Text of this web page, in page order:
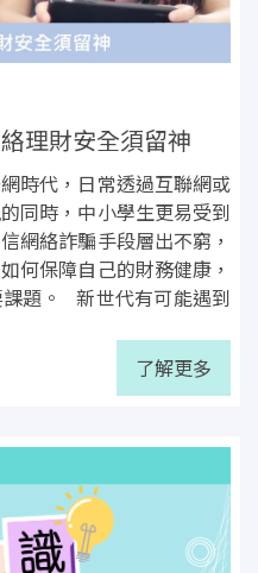
理財安全須留神
時代，日常透過互聯網或
同時，中小學生更易受到
網絡詐騙手段層出不窮，
何保障自己的財務健康，
題。 新世代有可能遇到
了解更多